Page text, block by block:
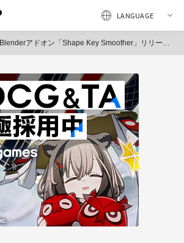
Blenderアドオン「Shape Key Smoother」リリース！ スムーズなシェイプキーを素早く作成、オリジナルの形状を保持したまま調整可能